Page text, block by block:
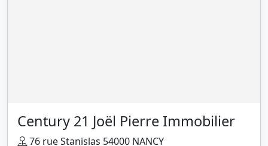
Century 21 Joël Pierre Immobilier
76 rue Stanislas 54000 NANCY